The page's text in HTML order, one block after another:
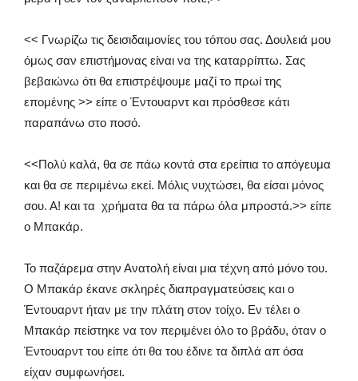
<< Γνωρίζω τις δεισιδαιμονίες του τόπου σας. Δουλειά μου
όμως σαν επιστήμονας είναι να της καταρρίπτω. Σας
βεβαιώνω ότι θα επιστρέψουμε μαζί το πρωί της
επομένης >> είπε ο Έντουαρντ και πρόσθεσε κάτι
παραπάνω στο ποσό.
<<Πολύ καλά, θα σε πάω κοντά στα ερείπια το απόγευμα
και θα σε περιμένω εκεί. Μόλις νυχτώσει, θα είσαι μόνος
σου. Α! και τα χρήματα θα τα πάρω όλα μπροστά.>> είπε
ο Μπακάρ.
Το παζάρεμα στην Ανατολή είναι μια τέχνη από μόνο του.
Ο Μπακάρ έκανε σκληρές διαπραγματεύσεις και ο
Έντουαρντ ήταν με την πλάτη στον τοίχο. Εν τέλει ο
Μπακάρ πείστηκε να τον περιμένει όλο το βράδυ, όταν ο
Έντουαρντ του είπε ότι θα του έδινε τα διπλά απ όσα
είχαν συμφωνήσει.